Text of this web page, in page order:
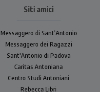
Siti amici
Messaggero di Sant'Antonio
Messaggero dei Ragazzi
Sant'Antonio di Padova
Caritas Antoniana
Centro Studi Antoniani
Rebecca Libri